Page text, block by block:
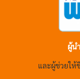
ผู้น
และผู้ช่วยให้